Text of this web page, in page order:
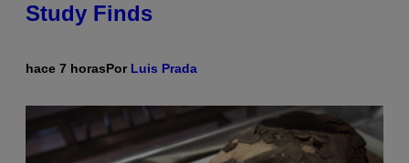
Study Finds
hace 7 horasPor Luis Prada